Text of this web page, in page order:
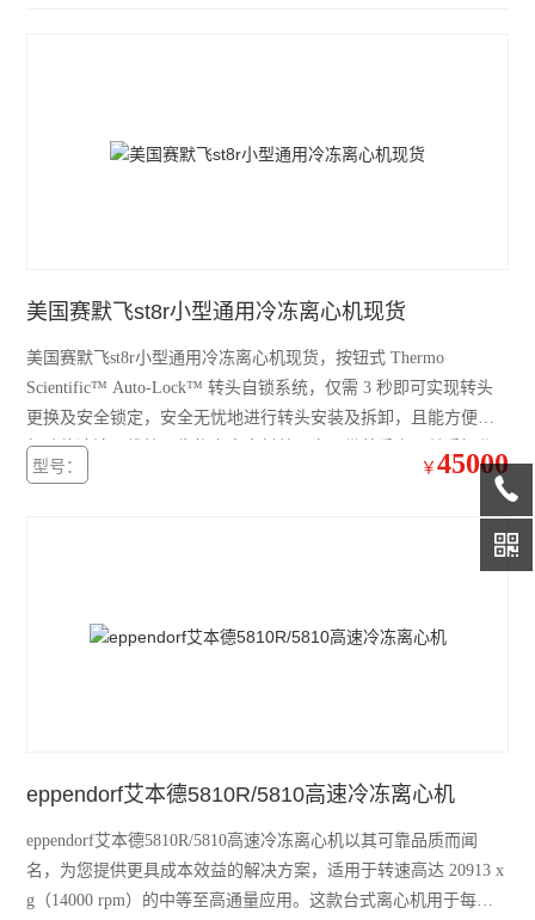
赛默飞1300系列安全生物柜
赛默飞371直热式CO2培养箱
赛默飞3111水套式CO2培养箱
赛默飞i160直热式CO2培养箱
艾本德5804R冷冻离心机
赛默飞Micro21R冷冻离心机
精骐摆床
精骐混匀仪
精骐干式恒温器
美国赛默飞st8r小型通用冷冻离心机现货
美国赛默飞st8r小型通用冷冻离心机现货，按钮式 Thermo
Scientific™ Auto-Lock™ 转头自锁系统，仅需 3 秒即可实现转头
更换及安全锁定，安全无忧地进行转头安装及拆卸，且能方便进
行腔体清洁、维护；生物安全密封盖，实现带着手套、单手操作
的 Thermo Scientific™ ClickSeal™ 防生物污染密封盖。
型号： ￥ 45000
eppendorf艾本德5810R/5810高速冷冻离心机
eppendorf艾本德5810R/5810高速冷冻离心机以其可靠品质而闻
名，为您提供更具成本效益的解决方案，适用于转速高达 20913 x
g（14000 rpm）的中等至高通量应用。这款台式离心机用于每种